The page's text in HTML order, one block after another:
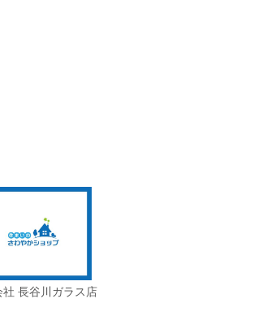
社 長谷川ガラス店